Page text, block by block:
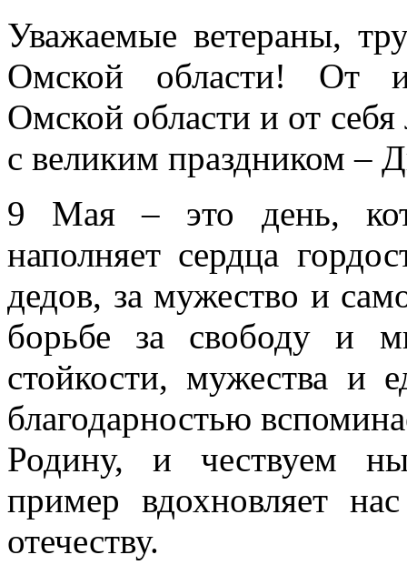
Уважаемые ветераны,
Омской области! От
Омской области и от
с великим праздником –
9 Мая – это день,
наполняет сердца
дедов, за мужество и
борьбе за свободу и
стойкости, мужества и
благодарностью
Родину, и чествуем
пример вдохновляет
отечеству.